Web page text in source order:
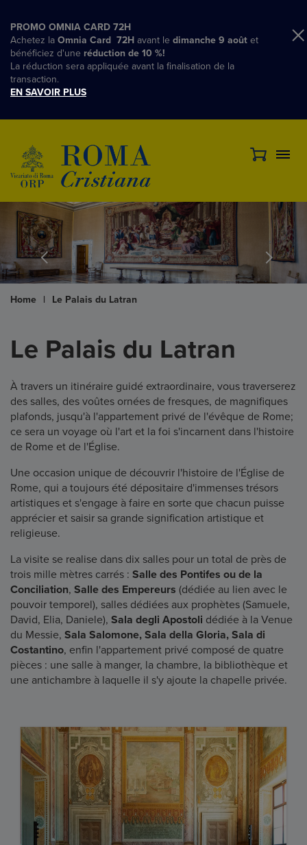
PROMO OMNIA CARD 72H
Achetez la Omnia Card 72H avant le dimanche 9 août et
bénéficiez d'une réduction de 10 %!
La réduction sera appliquée avant la finalisation de la
transaction.
EN SAVOIR PLUS
Home | Le Palais du Latran
Le Palais du Latran
À travers un itinéraire guidé extraordinaire, vous traverserez
des salles, des voûtes ornées de fresques, de magnifiques
plafonds, jusqu'à l'appartement privé de l'évêque de Rome;
ce sera un voyage où l'art et la foi s'incarnent dans l'histoire
de Rome et de l'Église.
Une occasion unique de découvrir l'histoire de l'Église de
Rome, qui a toujours été dépositaire d'immenses trésors
artistiques et s'engage à faire en sorte que chacun puisse
apprécier et saisir sa grande signification artistique et
religieuse.
La visite se realise dans dix salles pour un total de près de
trois mille mètres carrés : Salle des Pontifes ou de la
Conciliation, Salle des Empereurs (dédiée au lien avec le
pouvoir temporel), salles dédiées aux prophètes (Samuele,
David, Elia, Daniele), Sala degli Apostoli dédiée à la Venue
du Messie, Sala Salomone, Sala della Gloria, Sala di
Costantino, enfin l'appartement privé composé de quatre
pièces : une salle à manger, la chambre, la bibliothèque et
une antichambre à laquelle il s'y ajoute la chapelle privée.